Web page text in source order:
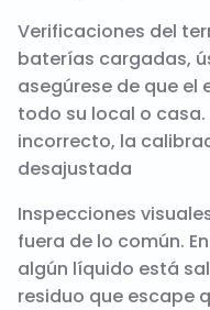
Verificaciones del
baterías cargadas,
asegúrese de que el
todo su local o
incorrecto, la
desajustada
Inspecciones
fuera de lo común.
algún líquido está
residuo que escape